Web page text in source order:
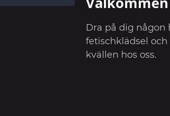
Dra på dig någon
fetischklädsel
kvällen hos oss.